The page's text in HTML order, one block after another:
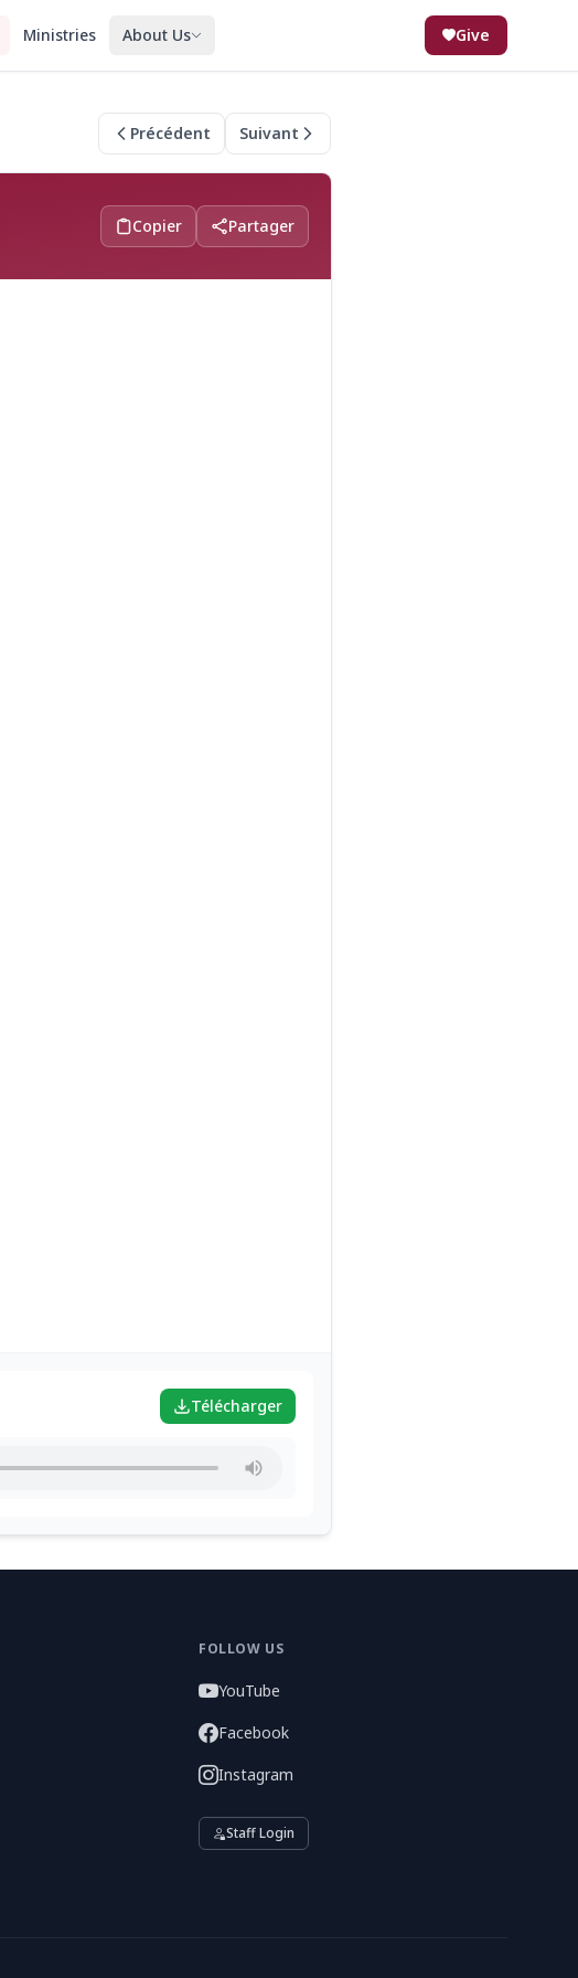
Ministries About Us Give
Précédent Suivant
Copier Partager
Télécharger
FOLLOW US
YouTube
Facebook
Instagram
Staff Login